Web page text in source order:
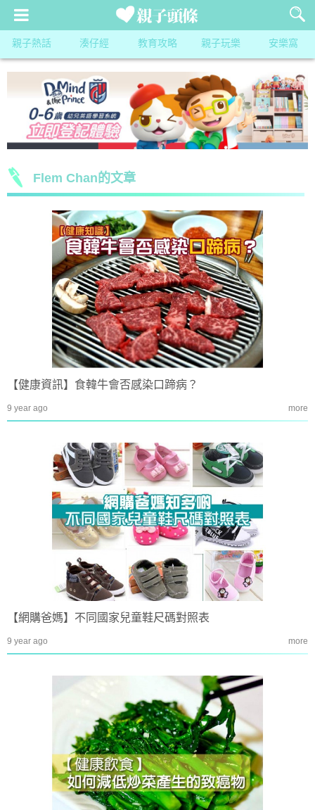
親子熱話 湊仔經 教育攻略 親子玩樂 安樂窩
Flem Chan的文章
【健康資訊】食韓牛會否感染口蹄病？
9 year ago more
【網購爸媽】不同國家兒童鞋尺碼對照表
9 year ago more